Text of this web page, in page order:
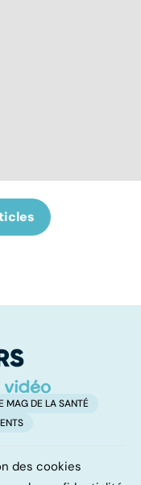
MAG DE LA SANTÉ
des cookies